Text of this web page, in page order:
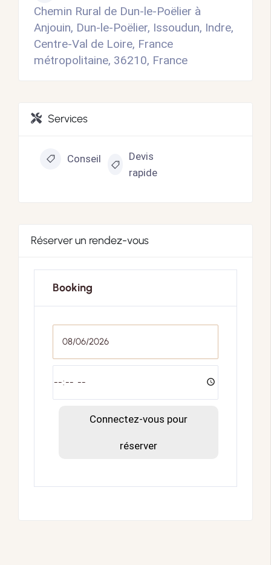
Chemin Rural de Dun-le-Poëlier à
Anjouin, Dun-le-Poëlier, Issoudun, Indre,
Centre-Val de Loire, France
métropolitaine, 36210, France
Services
Conseil
Devis
rapide
Réserver un rendez-vous
Booking
Connectez-vous pour
réserver